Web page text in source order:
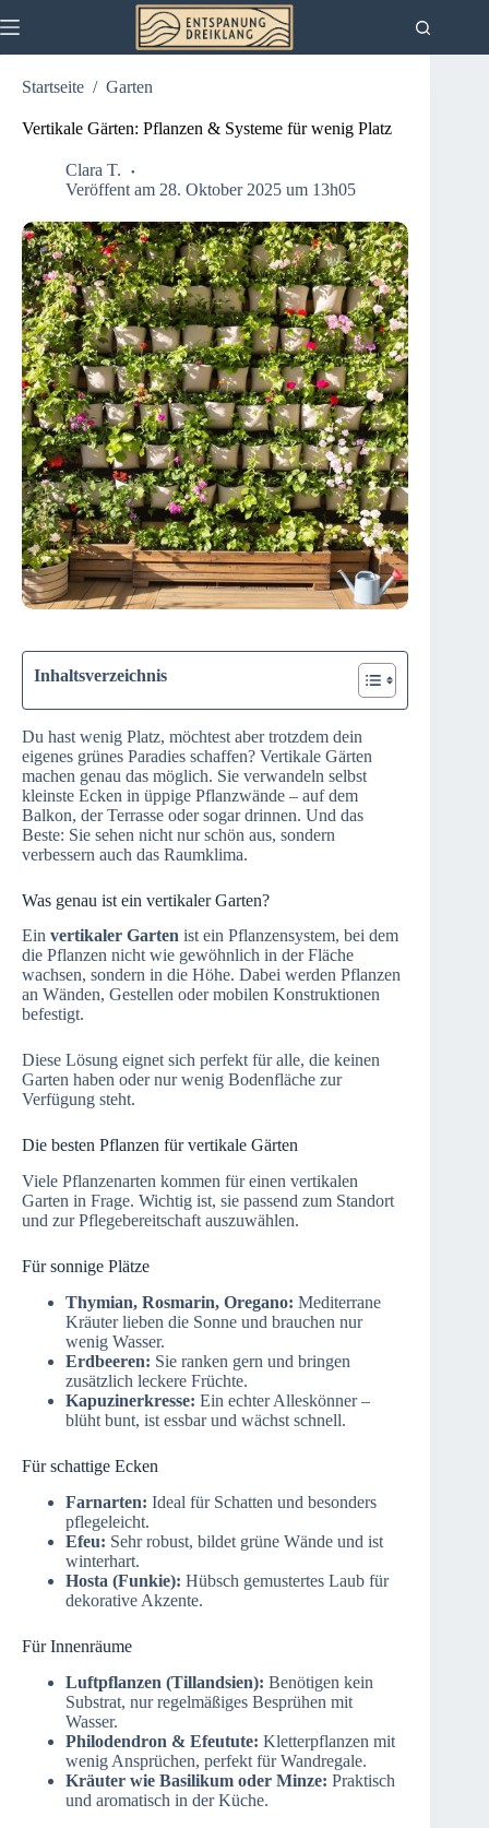
Inhalt
Startseite / Garten
Vertikale Gärten: Pflanzen & Systeme für wenig Platz
Clara T.
Veröffent am 28. Oktober 2025 um 13h05
Inhaltsverzeichnis
Du hast wenig Platz, möchtest aber trotzdem dein
eigenes grünes Paradies schaffen? Vertikale Gärten
machen genau das möglich. Sie verwandeln selbst
kleinste Ecken in üppige Pflanzwände – auf dem
Balkon, der Terrasse oder sogar drinnen. Und das
Beste: Sie sehen nicht nur schön aus, sondern
verbessern auch das Raumklima.
Was genau ist ein vertikaler Garten?
Ein vertikaler Garten ist ein Pflanzensystem, bei dem
die Pflanzen nicht wie gewöhnlich in der Fläche
wachsen, sondern in die Höhe. Dabei werden Pflanzen
an Wänden, Gestellen oder mobilen Konstruktionen
befestigt.
Diese Lösung eignet sich perfekt für alle, die keinen
Garten haben oder nur wenig Bodenfläche zur
Verfügung steht.
Die besten Pflanzen für vertikale Gärten
Viele Pflanzenarten kommen für einen vertikalen
Garten in Frage. Wichtig ist, sie passend zum Standort
und zur Pflegebereitschaft auszuwählen.
Für sonnige Plätze
Thymian, Rosmarin, Oregano: Mediterrane
Kräuter lieben die Sonne und brauchen nur
wenig Wasser.
Erdbeeren: Sie ranken gern und bringen
zusätzlich leckere Früchte.
Kapuzinerkresse: Ein echter Alleskönner –
blüht bunt, ist essbar und wächst schnell.
Für schattige Ecken
Farnarten: Ideal für Schatten und besonders
pflegeleicht.
Efeu: Sehr robust, bildet grüne Wände und ist
winterhart.
Hosta (Funkie): Hübsch gemustertes Laub für
dekorative Akzente.
Für Innenräume
Luftpflanzen (Tillandsien): Benötigen kein
Substrat, nur regelmäßiges Besprühen mit
Wasser.
Philodendron & Efeutute: Kletterpflanzen mit
wenig Ansprüchen, perfekt für Wandregale.
Kräuter wie Basilikum oder Minze: Praktisch
und aromatisch in der Küche.